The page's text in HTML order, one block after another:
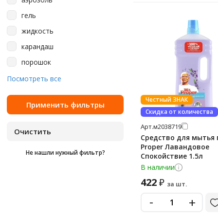
Золушка
Мега
Мистер Мускул
Ника
ПитХим
Химитек
Чистин
пробковое покрытие
сантехника
стены
твердые поверхности
поверхности
фасады зданий
щелочестойкие поверхности
лимон и мята
лотос
морская свежесть
нейтральная
океанская свежесть
после дождя
свежесть
гель
жидкость
карандаш
порошок
спрей
Посмотреть все
Не нашли нужный фильтр?
Честный ЗНАК
Скидка от количества
Арт.м2038719
Средство для мытья
Proper Лавандовое
Спокойствие 1.5л
В наличии
422₽ за шт.
- +